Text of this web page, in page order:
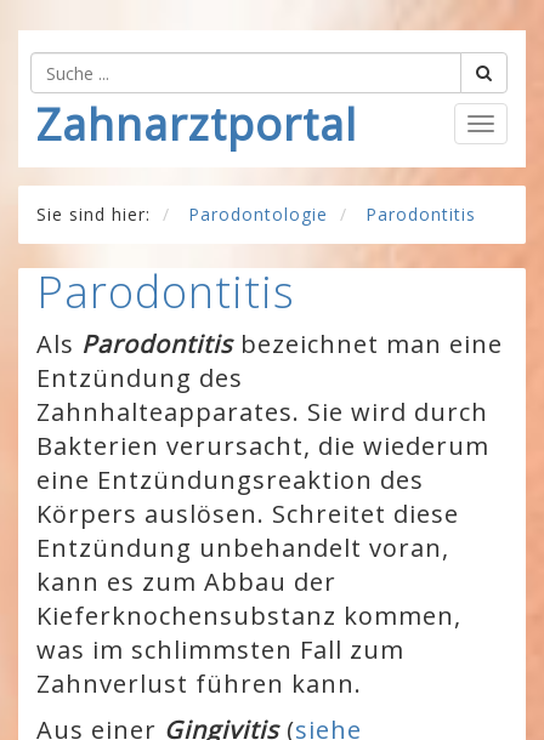
Zahnarztportal
Sie sind hier: Parodontologie Parodontitis
Parodontitis
Als Parodontitisbezeichnet man eine
Entzündung des
Zahnhalteapparates. Sie wird durch
Bakterien verursacht, die wiederum
eine Entzündungsreaktion des
Körpers auslösen. Schreitet diese
Entzündung unbehandelt voran,
kann es zum Abbau der
Kieferknochensubstanz kommen,
was im schlimmsten Fall zum
Zahnverlust führen kann.
Aus einer Gingivitis (siehe